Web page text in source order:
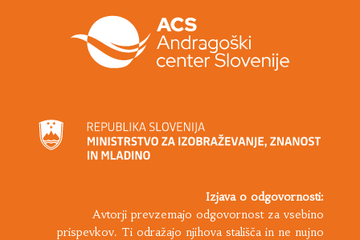
Izjava o odgovornosti:
Avtorji prevzemajo odgovornost za vsebino
prispevkov. Ti odražajo njihova stališča in ne nujno